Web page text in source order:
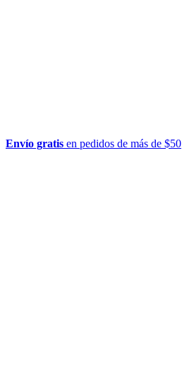
Envío gratis en pedidos de más de $50